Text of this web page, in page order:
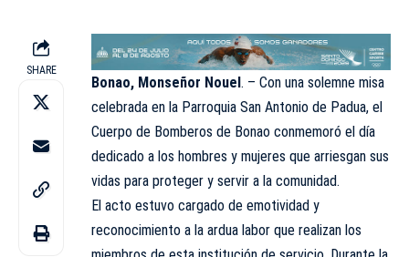
SHARE
Bonao, Monseñor Nouel . – Con una solemne misa
celebrada en la Parroquia San Antonio de Padua, el
Cuerpo de Bomberos de Bonao conmemoró el día
dedicado a los hombres y mujeres que arriesgan sus
vidas para proteger y servir a la comunidad.
El acto estuvo cargado de emotividad y
reconocimiento a la ardua labor que realizan los